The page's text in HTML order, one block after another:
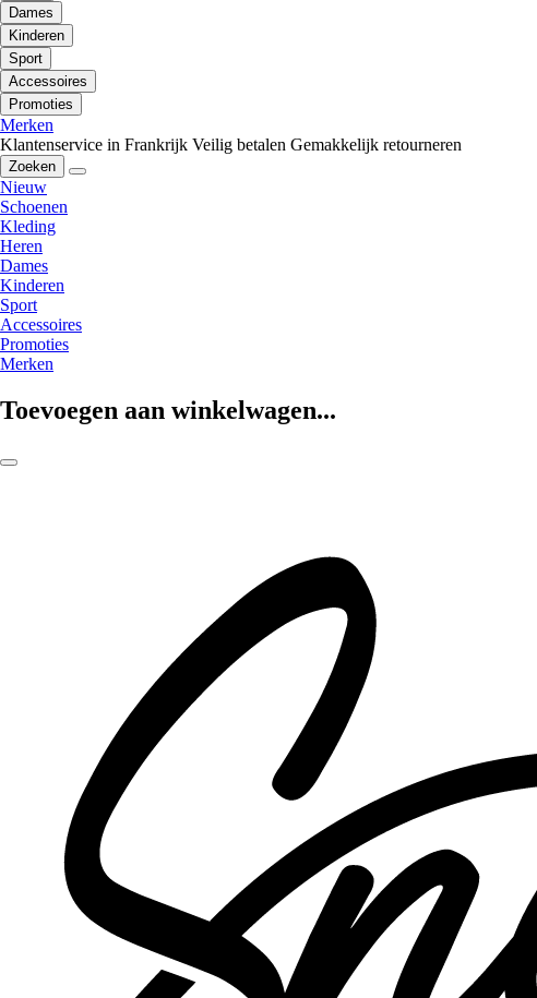
Dames
Kinderen
Sport
Accessoires
Promoties
Merken
Klantenservice in Frankrijk Veilig betalen Gemakkelijk retourneren
Zoeken
Nieuw
Schoenen
Kleding
Heren
Dames
Kinderen
Sport
Accessoires
Promoties
Merken
Toevoegen aan winkelwagen...